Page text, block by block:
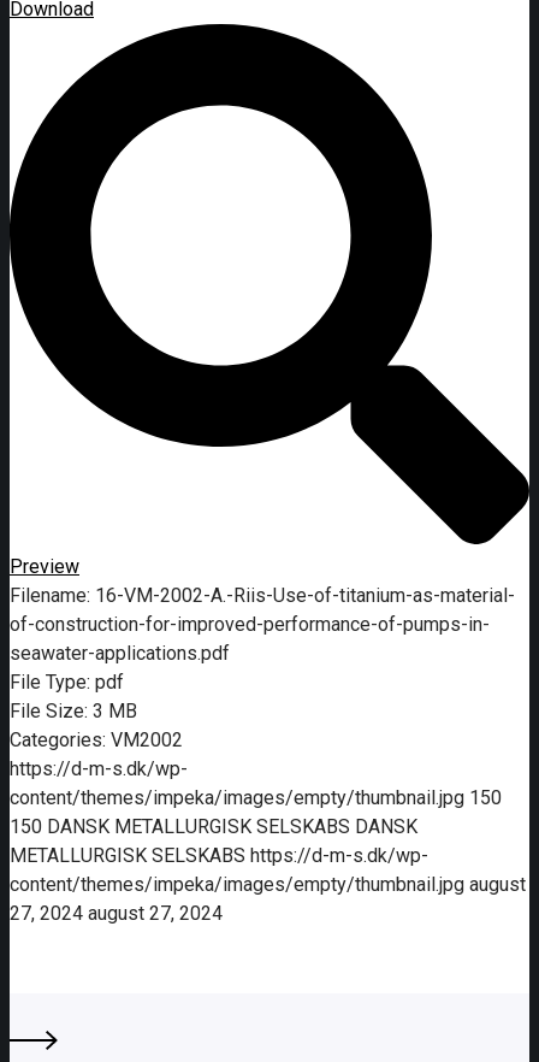
Download
Preview
Filename: 16-VM-2002-A.-Riis-Use-of-titanium-as-material-
of-construction-for-improved-performance-of-pumps-in-
seawater-applications.pdf
File Type: pdf
File Size: 3 MB
Categories: VM2002
https://d-m-s.dk/wp-
content/themes/impeka/images/empty/thumbnail.jpg 150
150 DANSK METALLURGISK SELSKABS DANSK
METALLURGISK SELSKABS https://d-m-s.dk/wp-
content/themes/impeka/images/empty/thumbnail.jpg august
27, 2024 august 27, 2024